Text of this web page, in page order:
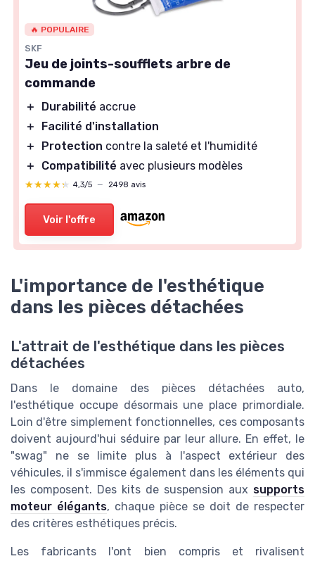
🔥 POPULAIRE
SKF
Jeu de joints-soufflets arbre de
commande
＋ Durabilité accrue
＋
Facilité d'installation
＋
Protection contre la saleté et l'humidité
＋
Compatibilité avec plusieurs modèles
★★★★★
★★★★★ 4,3/5 — 2498 avis
Voir l'offre
L'importance de l'esthétique
dans les pièces détachées
L'attrait de l'esthétique dans les pièces
détachées
Dans le domaine des pièces détachées auto,
l'esthétique occupe désormais une place primordiale.
Loin d'être simplement fonctionnelles, ces composants
doivent aujourd'hui séduire par leur allure. En effet, le
"swag" ne se limite plus à l'aspect extérieur des
véhicules, il s'immisce également dans les éléments qui
les composent. Des kits de suspension aux supports
moteur élégants, chaque pièce se doit de respecter
des critères esthétiques précis.
Les fabricants l'ont bien compris et rivalisent